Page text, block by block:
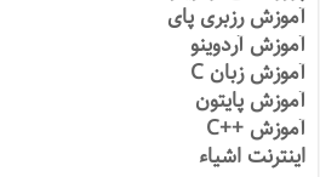
آموزش رزبری پای
آموزش آردوینو
آموزش زبان C
آموزش پایتون
آموزش ++C
اینترنت اشیاء